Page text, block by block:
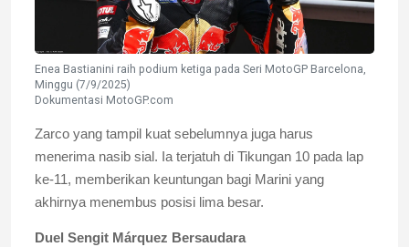
Enea Bastianini raih podium ketiga pada Seri MotoGP Barcelona,
Minggu (7/9/2025)
Dokumentasi MotoGP.com
Zarco yang tampil kuat sebelumnya juga harus
menerima nasib sial. Ia terjatuh di Tikungan 10 pada lap
ke-11, memberikan keuntungan bagi Marini yang
akhirnya menembus posisi lima besar.
Duel Sengit Márquez Bersaudara